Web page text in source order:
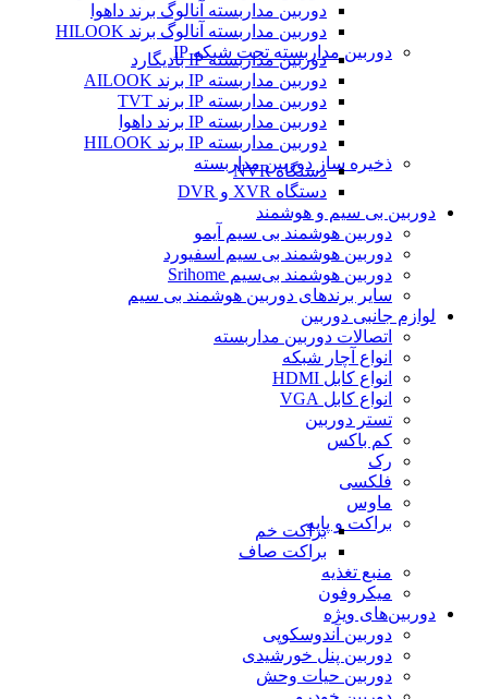
دوربین مداربسته آنالوگ برند داهوا
دوربین مداربسته آنالوگ برند HILOOK
دوربین مداربسته تحت شبکه IP
دوربین مداربسته IP بادیگارد
دوربین مداربسته IP برند AILOOK
دوربین مداربسته IP برند TVT
دوربین مداربسته IP برند داهوا
دوربین مداربسته IP برند HILOOK
ذخیره ساز دوربین مداربسته
دستگاه NVR
دستگاه XVR و DVR
دوربین بی سیم و هوشمند
دوربین هوشمند بی سیم آیمو
دوربین هوشمند بی سیم اسفیورد
دوربین هوشمند بی‌سیم Srihome
سایر برندهای دوربین هوشمند بی سیم
لوازم جانبی دوربین
اتصالات دوربین مداربسته
انواع آچار شبکه
انواع کابل HDMI
انواع کابل VGA
تستر دوربین
کم باکس
رک
فلکسی
ماوس
براکت و پایهبراکت خم
براکت صاف
منبع تغذیه
میکروفون
دوربین‌های ویژه
دوربین آندوسکوپی
دوربین پنل خورشیدی
دوربین حیات وحش